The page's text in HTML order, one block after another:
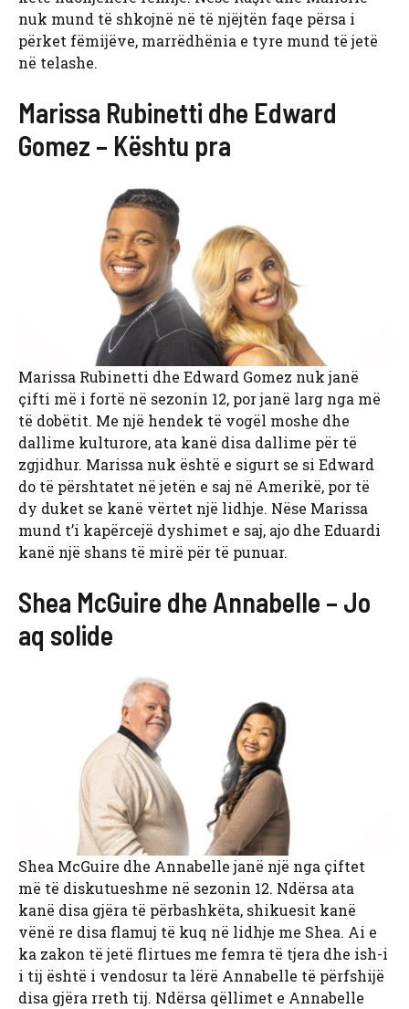
nuk mund të shkojnë në të njëjtën faqe përsa i
përket fëmijëve, marrëdhënia e tyre mund të jetë
në telashe.
Marissa Rubinetti dhe Edward
Gomez – Kështu pra
Marissa Rubinetti dhe Edward Gomez nuk janë
çifti më i fortë në sezonin 12, por janë larg nga më
të dobëtit. Me një hendek të vogël moshe dhe
dallime kulturore, ata kanë disa dallime për të
zgjidhur. Marissa nuk është e sigurt se si Edward
do të përshtatet në jetën e saj në Amerikë, por të
dy duket se kanë vërtet një lidhje. Nëse Marissa
mund t’i kapërcejë dyshimet e saj, ajo dhe Eduardi
kanë një shans të mirë për të punuar.
Shea McGuire dhe Annabelle – Jo
aq solide
Shea McGuire dhe Annabelle janë një nga çiftet
më të diskutueshme në sezonin 12. Ndërsa ata
kanë disa gjëra të përbashkëta, shikuesit kanë
vënë re disa flamuj të kuq në lidhje me Shea. Ai e
ka zakon të jetë flirtues me femra të tjera dhe ish-i
i tij është i vendosur ta lërë Annabelle të përfshijë
disa gjëra rreth tij. Ndërsa qëllimet e Annabelle